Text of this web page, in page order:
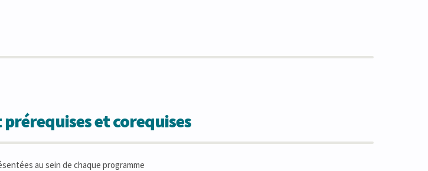
et corequises
au sein de chaque programme